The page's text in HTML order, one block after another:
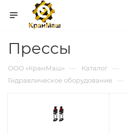
Прессы
ООО «КранМаш» — Каталог —
Гидравлическое оборудование —